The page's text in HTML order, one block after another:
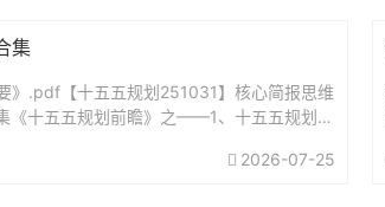
集
》.pdf【十五五规划251031】核心简报思维
《十五五规划前瞻》之——1、十五五规划前
2026-07-25